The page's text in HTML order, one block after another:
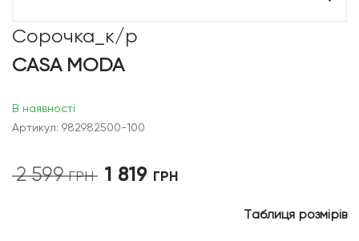
Сорочка_к/р
CASA MODA
В наявності
Артикул: 982982500-100
2 599ГРН
Оригінальна
1 819 ГРН
Таблиця розмірів